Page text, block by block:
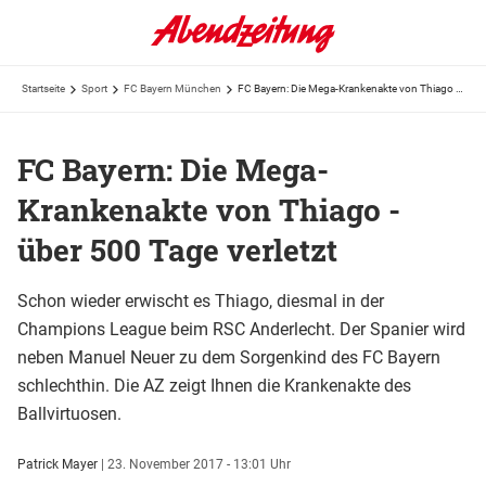
Startseite Sport FC Bayern München
FC Bayern: Die Mega-
Krankenakte von Thiago -
über 500 Tage verletzt
Schon wieder erwischt es Thiago, diesmal in der
Champions League beim RSC Anderlecht. Der Spanier wird
neben Manuel Neuer zu dem Sorgenkind des FC Bayern
schlechthin. Die AZ zeigt Ihnen die Krankenakte des
Ballvirtuosen.
Patrick Mayer | 23. November 2017 - 13:01 Uhr